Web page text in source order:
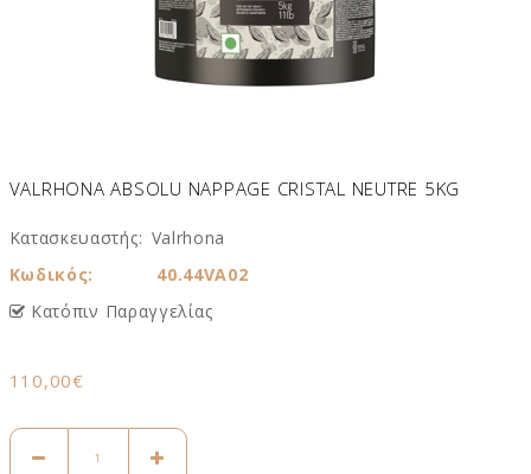
VALRHONA ABSOLU NAPPAGE CRISTAL NEUTRE 5KG
Κατασκευαστής: Valrhona
Κωδικός:
40.44VA02
Κατόπιν Παραγγελίας
110,00€